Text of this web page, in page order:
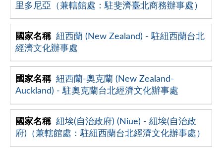
里多尼亞（兼轄館處：駐斐濟臺北商務辦事處）
紐西蘭 (New Zealand) - 駐紐西蘭台北
經濟文化辦事處
紐西蘭-奧克蘭 (New Zealand-
Auckland) - 駐奧克蘭台北經濟文化辦事處
紐埃(自治政府) (Niue) - 紐埃(自治政
府)（兼轄館處：駐紐西蘭台北經濟文化辦事處）